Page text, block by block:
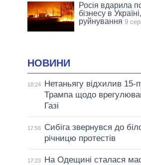
Росія вдарила
бізнесу в
руйнування 9
НОВИНИ
18:24
Нетаньягу відхилив 15-
Трампа щодо
Газі
17:56
Сибіга звернувся до
річницю протестів
17:23
На Одещині сталася